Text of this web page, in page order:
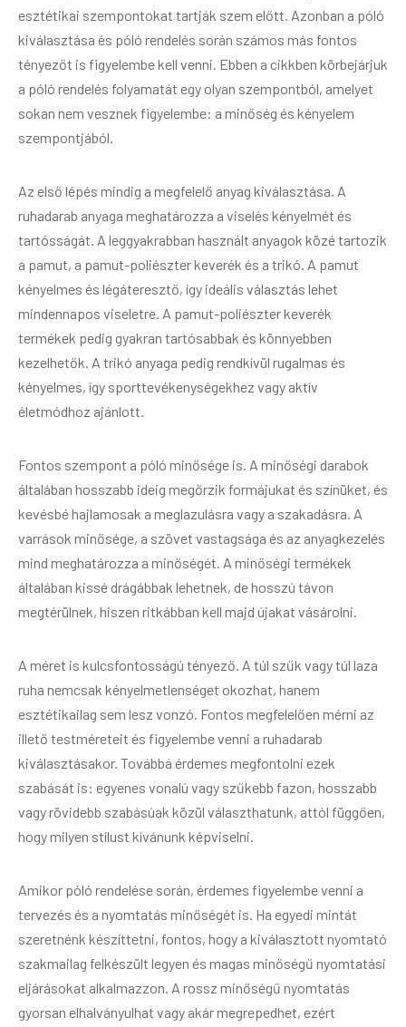
esztétikai szempontokat tartják szem előtt. Azonban a póló
kiválasztása és póló rendelés során számos más fontos
tényezőt is figyelembe kell venni. Ebben a cikkben körbejárjuk
a póló rendelés folyamatát egy olyan szempontból, amelyet
sokan nem vesznek figyelembe: a minőség és kényelem
szempontjából.
Az első lépés mindig a megfelelő anyag kiválasztása. A
ruhadarab anyaga meghatározza a viselés kényelmét és
tartósságát. A leggyakrabban használt anyagok közé tartozik
a pamut, a pamut-poliészter keverék és a trikó. A pamut
kényelmes és légáteresztő, így ideális választás lehet
mindennapos viseletre. A pamut-poliészter keverék
termékek pedig gyakran tartósabbak és könnyebben
kezelhetők. A trikó anyaga pedig rendkívül rugalmas és
kényelmes, így sporttevékenységekhez vagy aktív
életmódhoz ajánlott.
Fontos szempont a póló minősége is. A minőségi darabok
általában hosszabb ideig megőrzik formájukat és színüket, és
kevésbé hajlamosak a meglazulásra vagy a szakadásra. A
varrások minősége, a szövet vastagsága és az anyagkezelés
mind meghatározza a minőségét. A minőségi termékek
általában kissé drágábbak lehetnek, de hosszú távon
megtérülnek, hiszen ritkábban kell majd újakat vásárolni.
A méret is kulcsfontosságú tényező. A túl szűk vagy túl laza
ruha nemcsak kényelmetlenséget okozhat, hanem
esztétikailag sem lesz vonzó. Fontos megfelelően mérni az
illető testméreteit és figyelembe venni a ruhadarab
kiválasztásakor. Továbbá érdemes megfontolni ezek
szabását is: egyenes vonalú vagy szűkebb fazon, hosszabb
vagy rövidebb szabásúak közül választhatunk, attól függően,
hogy milyen stílust kívánunk képviselni.
Amikor póló rendelése során, érdemes figyelembe venni a
tervezés és a nyomtatás minőségét is. Ha egyedi mintát
szeretnénk készíttetni, fontos, hogy a kiválasztott nyomtató
szakmailag felkészült legyen és magas minőségű nyomtatási
eljárásokat alkalmazzon. A rossz minőségű nyomtatás
gyorsan elhalványulhat vagy akár megrepedhet, ezért